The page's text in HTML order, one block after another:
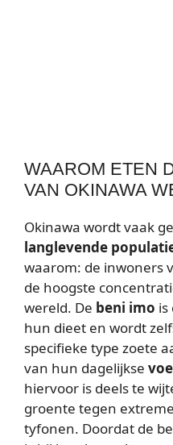
WAAROM ETEN
VAN OKINAWA
Okinawa wordt vaak
langlevende
waarom: de inwoners
de hoogste
wereld. De beni imo is
hun dieet en wordt
specifieke type zoete
van hun dagelijkse
hiervoor is deels te
groente tegen
tyfonen. Doordat de